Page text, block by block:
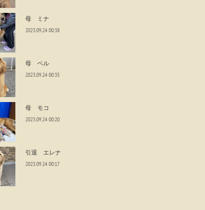
母 ミナ
2023.09.24 00:38
母 ベル
2023.09.24 00:35
母 モコ
2023.09.24 00:20
引退 エレナ
2023.09.24 00:17